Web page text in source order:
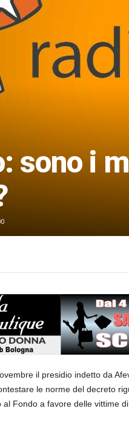
sono i
il presidio indetto da
le norme del decreto
al Fondo a favore delle vittime